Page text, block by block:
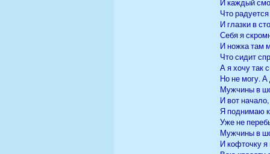
И каждый
Что
И глазки в
Себя я
И ножка там
Что сидит
А я хочу так
Но не могу. А
Мужчины в
И вот
Я поднимаю
Уже не
Мужчины в
И кофточку я